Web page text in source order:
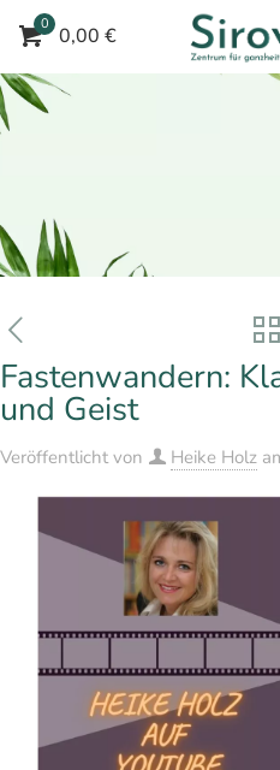
0 0,00 €
Fastenwandern:
und Geist
Veröffentlicht von Heike Holz